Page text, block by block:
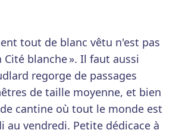
tout de blanc vêtu n'est pas
Cité blanche ». Il faut aussi
regorge de passages
de taille moyenne, et bien
cantine où tout le monde est
au vendredi. Petite dédicace à